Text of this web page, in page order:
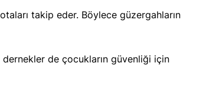
takip eder. Böylece güzergahların
de çocukların güvenliği için